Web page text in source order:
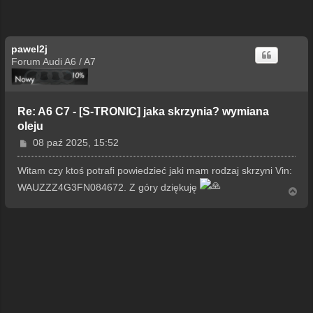
pawel2j
Forum Audi A6 / A7
Re: A6 C7 - [S-TRONIC] jaka skrzynia? wymiana
oleju
P
o
s
08 paź 2025, 15:52
Witam czy ktoś potrafi powiedzieć jaki mam rodzaj skrzyni Vin:
WAUZZZ4G3FN084672. Z góry dziękuję